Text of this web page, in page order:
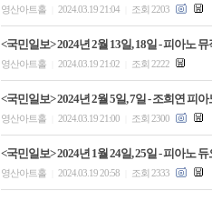
영산아트홀 2024.03.19 21:04 조회 2203
<국민일보> 2024년 2월 13일, 18일 - 피아노
영산아트홀 2024.03.19 21:02 조회 2222
<국민일보> 2024년 2월 5일, 7일 - 조희연 피
영산아트홀 2024.03.19 21:00 조회 2300
<국민일보> 2024년 1월 24일, 25일 - 피아노
영산아트홀 2024.03.19 20:58 조회 2333